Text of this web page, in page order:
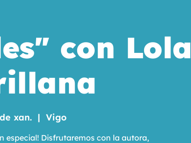
con Lola
xan.
  |
Vigo
especial! Disfrutaremos con la autora,